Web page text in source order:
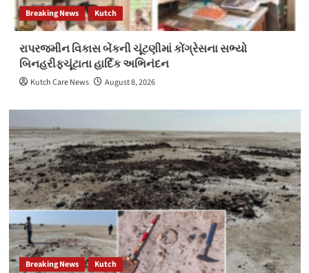
Breaking News Kutch
રાપરજમીન વિકાસ બેંકની ચૂંટણીમાં કોંગ્રેસના સભ્યો
બિનહરીફચૂંટાતા હાર્દિક અભિનંદન
Kutch Care News August 8, 2026
Breaking News Kutch